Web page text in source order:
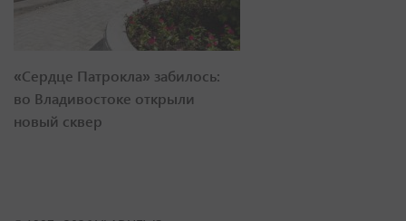
«Сердце Патрокла» забилось:
во Владивостоке открыли
новый сквер